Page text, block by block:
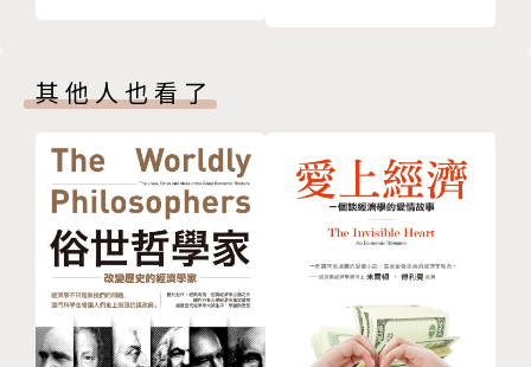
著作：
《成就一瞬間》、《美容一瞬間》、《行銷一瞬間》、
《領導一瞬間──企業軍師》、《大商的味道》、《B
ig In Business 》、《美麗傳奇》、《翻轉命運的力
量──星座血型生命靈數最佳指南》、《成就渴望的臨
界點──心想事成方程式》
言武門教育系統：
言如兵法足以勝萬軍
書
信仰
防守與攻擊
咖啡邏輯
知道
重新開機
原理是德，運用是福
真真 假假 真假 假真
常識
其他人也看了